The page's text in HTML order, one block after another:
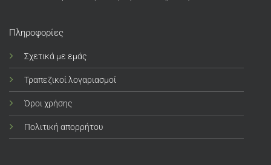
Πληροφορίες
Σχετικά με εμάς
Τραπεζικοί λογαριασμοί
Όροι χρήσης
Πολιτική απορρήτου